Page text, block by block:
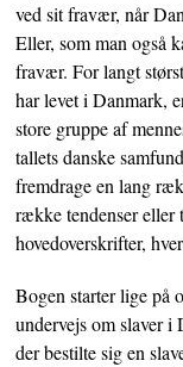
ved sit fravær, når
Eller, som man også
fravær. For langt
har levet i Danmark,
store gruppe af
tallets danske
fremdrage en lang
række tendenser eller
hovedoverskrifter,
Bogen starter lige på
undervejs om slaver
der bestilte sig en